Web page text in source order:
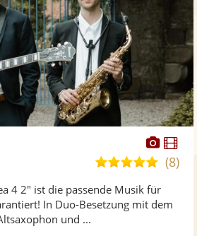
Fotos
5,0
5
(8)
4 2" ist die passende Musik für
In Duo-Besetzung mit dem
und ...